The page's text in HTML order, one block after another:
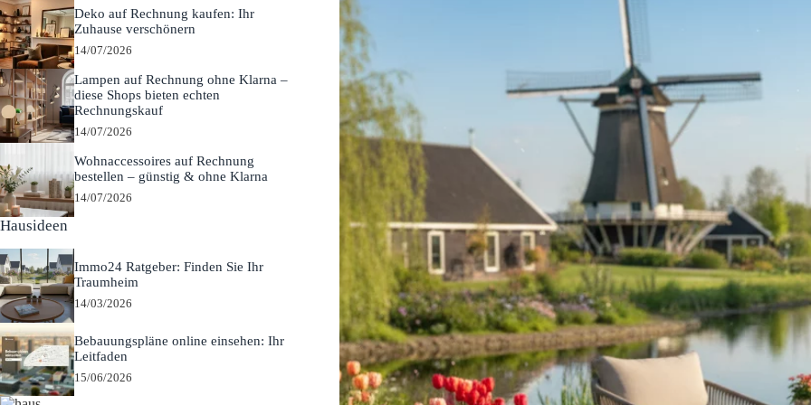
Deko auf Rechnung kaufen: Ihr
Zuhause verschönern
14/07/2026
Lampen auf Rechnung ohne Klarna –
diese Shops bieten echten
Rechnungskauf
14/07/2026
Wohnaccessoires auf Rechnung
bestellen – günstig & ohne Klarna
14/07/2026
Hausideen
Immo24 Ratgeber: Finden Sie Ihr
Traumheim
14/03/2026
Bebauungspläne online einsehen: Ihr
Leitfaden
15/06/2026